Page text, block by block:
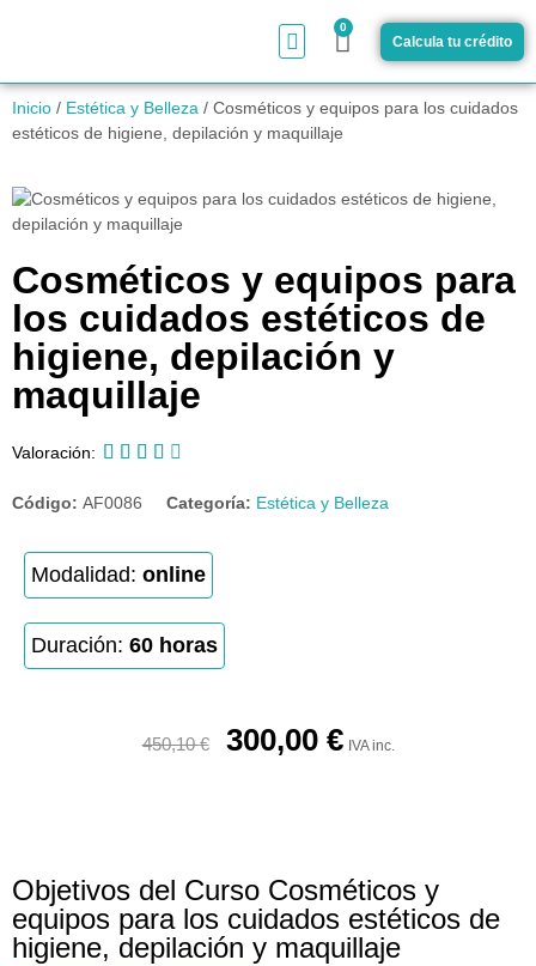
0
Calcula tu crédito
Inicio / Estética y Belleza / Cosméticos y equipos para los cuidados
estéticos de higiene, depilación y maquillaje
Cosméticos y equipos para
los cuidados estéticos de
higiene, depilación y
maquillaje
Valoración:     
Código: AF0086 Categoría: Estética y Belleza
Modalidad: online
Duración: 60 horas
450,10€ 300,00 € IVA inc.
Objetivos del Curso Cosméticos y
equipos para los cuidados estéticos de
higiene, depilación y maquillaje